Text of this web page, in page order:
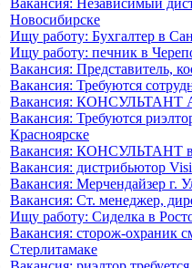
Вакансия: Независимый
Новосибирске
Ищу работу: Бухгалтер в
Ищу работу: печник в
Вакансия: Представитель,
Вакансия: Требуются
Вакансия: КОНСУЛЬТАНТ
Вакансия: Требуются
Красноярске
Вакансия: КОНСУЛЬТАНТ в
Вакансия: дистрибьютор
Вакансия: Мерчендайзер г.
Вакансия: Ст. менеджер,
Ищу работу: Сиделка в
Вакансия: сторож-охраник
Стерлитамаке